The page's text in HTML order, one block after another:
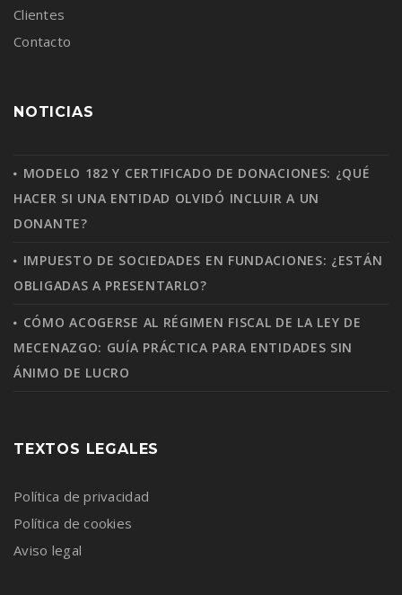
Clientes
Contacto
NOTICIAS
MODELO 182 Y CERTIFICADO DE DONACIONES: ¿QUÉ
HACER SI UNA ENTIDAD OLVIDÓ INCLUIR A UN
DONANTE?
IMPUESTO DE SOCIEDADES EN FUNDACIONES: ¿ESTÁN
OBLIGADAS A PRESENTARLO?
CÓMO ACOGERSE AL RÉGIMEN FISCAL DE LA LEY DE
MECENAZGO: GUÍA PRÁCTICA PARA ENTIDADES SIN
ÁNIMO DE LUCRO
TEXTOS LEGALES
Política de privacidad
Política de cookies
Aviso legal